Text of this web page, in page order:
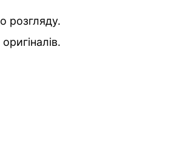
розгляду.